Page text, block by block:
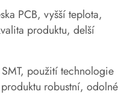
PCB, vyšší teplota,
produktu, delší
použití technologie
robustní, odolné